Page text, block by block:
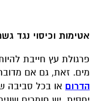
אטימות וכיסוי נגד
פרגולת עץ חייבת
מים. זאת, גם אם
הדרום או בכל סביבה